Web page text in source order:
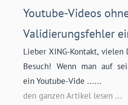
Youtube-Videos
Validierungsfehler
Lieber XING-Kontakt, vielen
Besuch! Wenn man auf
ein Youtube-Vide ......
den ganzen Artikel lesen ...